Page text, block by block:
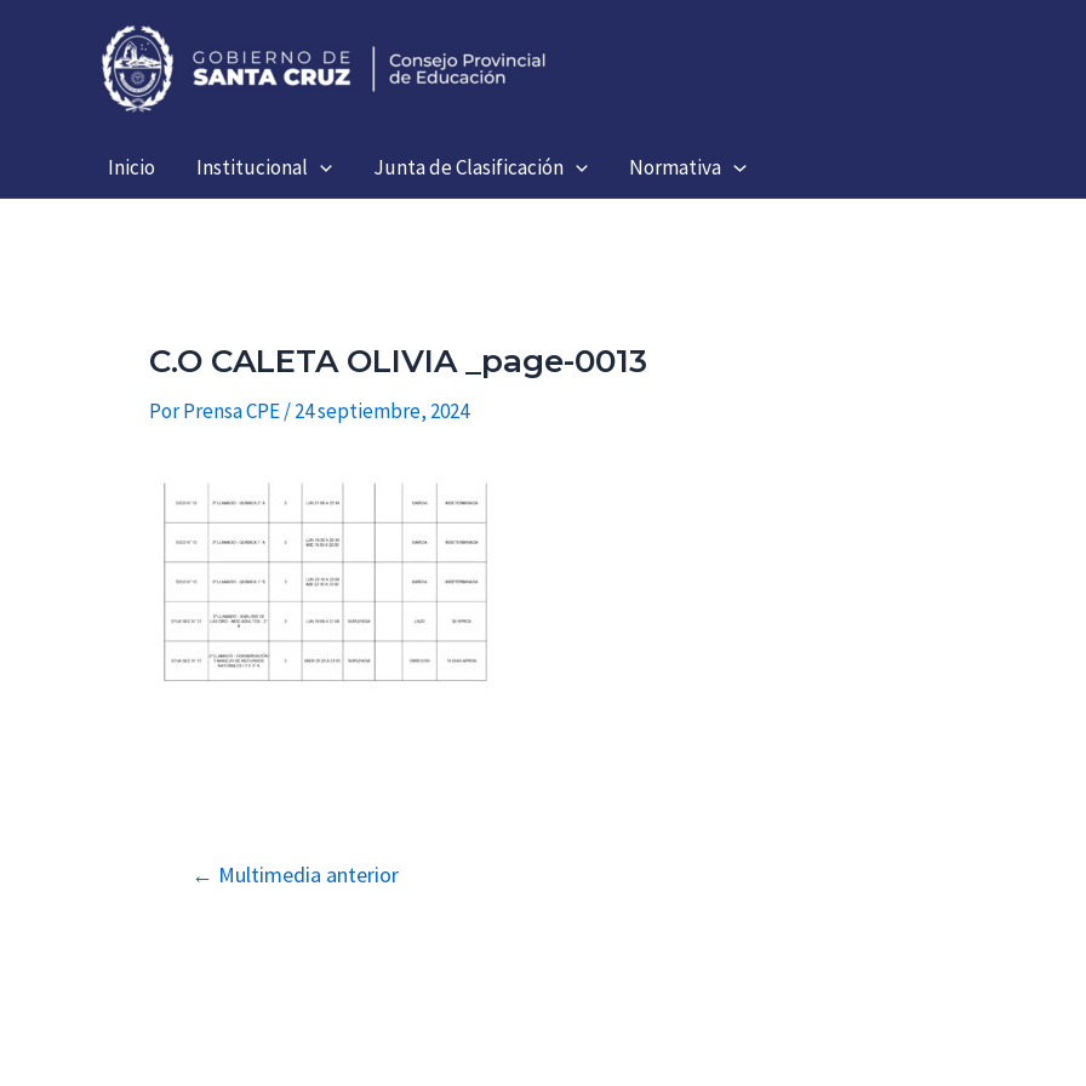
Inicio Institucional Junta de Clasificación Normativa
C.O CALETA OLIVIA _page-0013
PorPrensa CPE/24 septiembre, 2024
Navegación
← Multimedia anterior